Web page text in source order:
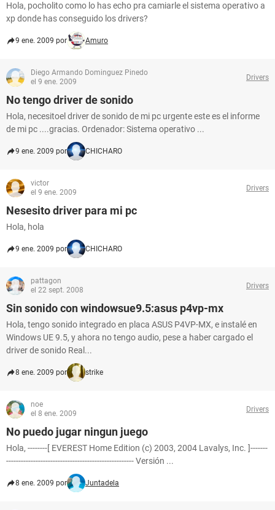
Hola, pocholito como lo has echo pra camiarle el sistema operativo a
xp donde has conseguido los drivers?
9 ene. 2009 por Amuro
Diego Armando Dominguez Pinedo
el 9 ene. 2009
Drivers
No tengo driver de sonido
Hola, necesitoel driver de sonido de mi pc urgente este es el informe
de mi pc ....gracias. Ordenador: Sistema operativo ...
9 ene. 2009 por CHICHARO
victor
el 9 ene. 2009
Drivers
Nesesito driver para mi pc
Hola, hola
9 ene. 2009 por CHICHARO
pattagon
el 22 sept. 2008
Drivers
Sin sonido con windowsue9.5:asus p4vp-mx
Hola, tengo sonido integrado en placa ASUS P4VP-MX, e instalé en
Windows UE 9.5, y ahora no tengo audio, pese a haber cargado el
driver de sonido Real...
8 ene. 2009 por strike
noe
el 8 ene. 2009
Drivers
No puedo jugar ningun juego
Hola, --------[ EVEREST Home Edition (c) 2003, 2004 Lavalys, Inc. ]-------
---------------------------------------------------- Versión ...
8 ene. 2009 por Juntadela